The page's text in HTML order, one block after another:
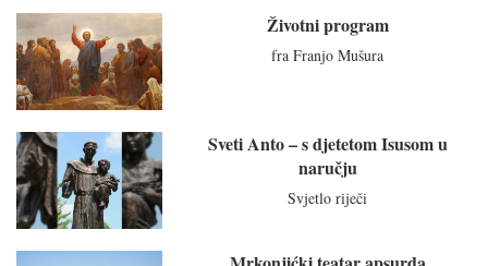
Životni program
fra Franjo Mušura
Sveti Anto – s djetetom Isusom u
naručju
Svjetlo riječi